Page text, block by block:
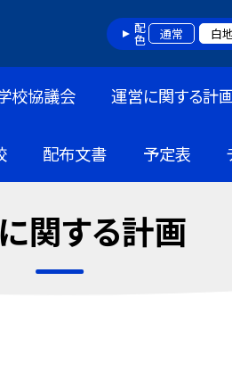
配色 通常 白
校協議会 運営に関する計
配布文書 予定表
関する計画